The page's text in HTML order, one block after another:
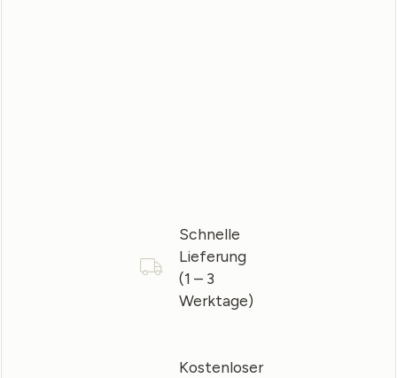
Schnelle
Lieferung
(1 – 3
Werktage)
Kostenloser